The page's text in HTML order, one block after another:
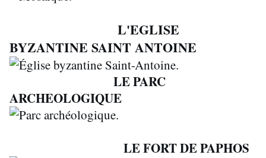
L'EGLISE
BYZANTINE SAINT ANTOINE
LE PARC
ARCHEOLOGIQUE
LE FORT DE PAPHOS